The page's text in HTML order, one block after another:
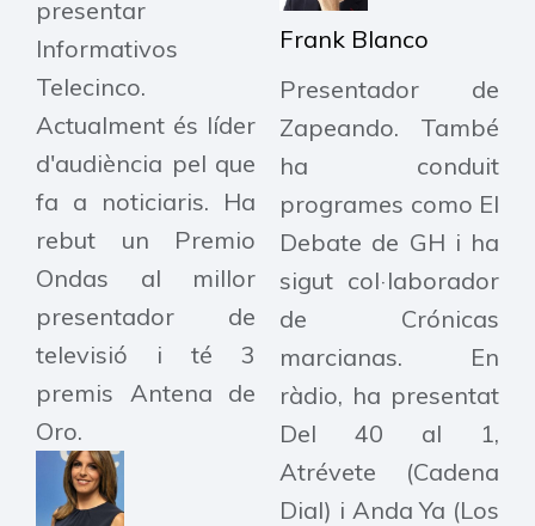
presentar
Informativos
Telecinco.
Actualment és líder
d'audiència pel que
fa a noticiaris. Ha
rebut un Premio
Ondas al millor
presentador de
televisió i té 3
premis Antena de
Oro.
Frank Blanco
Presentador de
Zapeando. També
ha conduit
programes como El
Debate de GH i ha
sigut col·laborador
de Crónicas
marcianas. En
ràdio, ha presentat
Del 40 al 1,
Atrévete (Cadena
Dial) i Anda Ya (Los